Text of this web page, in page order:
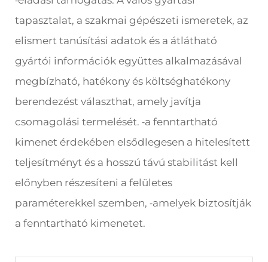
tapasztalat, a szakmai gépészeti ismeretek, az
elismert tanúsítási adatok és a átlátható
gyártói információk együttes alkalmazásával
megbízható, hatékony és költséghatékony
berendezést választhat, amely javítja
csomagolási termelését. -a fenntartható
kimenet érdekében elsődlegesen a hitelesített
teljesítményt és a hosszú távú stabilitást kell
előnyben részesíteni a felületes
paraméterekkel szemben, -amelyek biztosítják
a fenntartható kimenetet.